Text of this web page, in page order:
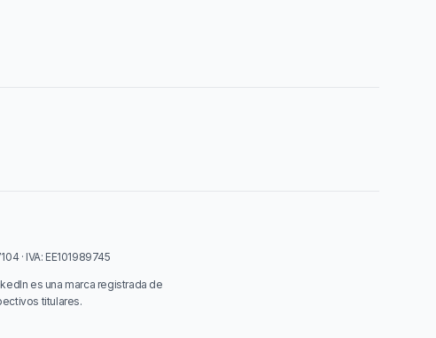
· IVA: EE101989745
es una marca registrada de
titulares.